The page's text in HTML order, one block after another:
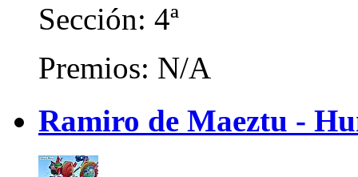
Sección: 4ª
Premios: N/A
Ramiro de Maeztu -